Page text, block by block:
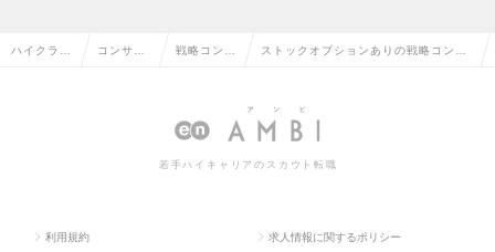
ハイクラス コンサル 戦略コンサ ストックオプションありの戦略コンサ
若手ハイキャリアのスカウト転職
利用規約 求人情報に関するポリシー